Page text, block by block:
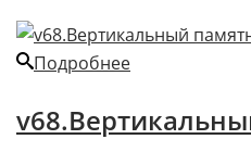
Подробнее